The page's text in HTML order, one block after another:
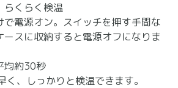
くらく検温
で電源オン。スイッチを押す手間な
ースに収納すると電源オフになりま
均約30秒
、しっかりと検温できます。